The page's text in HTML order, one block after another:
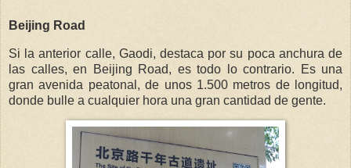
Beijing Road
Si la anterior calle, Gaodi, destaca por su poca anchura de
las calles, en Beijing Road, es todo lo contrario. Es una
gran avenida peatonal, de unos 1.500 metros de longitud,
donde bulle a cualquier hora una gran cantidad de gente.